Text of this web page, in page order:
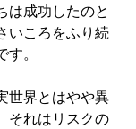
は成功したのと
いころをふり続
。
世界とはやや異
それはリスクの